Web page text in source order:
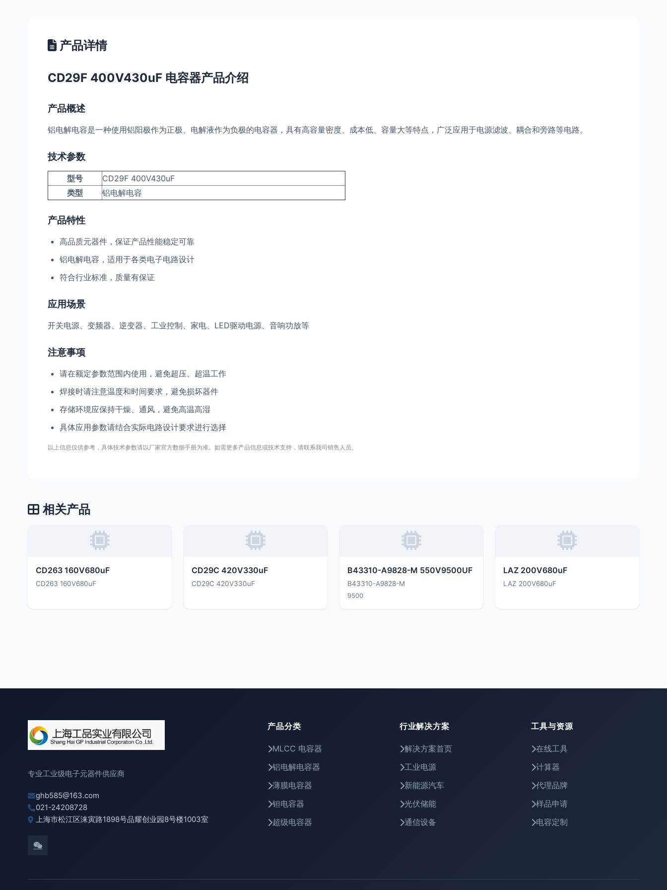
产品详情
CD29F 400V430uF 电容器产品介绍
产品概述
铝电解电容是一种使用铝阳极作为正极、电解液作为负极的电容器，具有高容量密度、成本低、容量大等特点，广泛应用于电源滤波、耦合和旁路等电路。
技术参数
型号
CD29F 400V430uF
类型
铝电解电容
产品特性
高品质元器件，保证产品性能稳定可靠
铝电解电容，适用于各类电子电路设计
符合行业标准，质量有保证
应用场景
开关电源、变频器、逆变器、工业控制、家电、LED驱动电源、音响功放等
注意事项
请在额定参数范围内使用，避免超压、超温工作
焊接时请注意温度和时间要求，避免损坏器件
存储环境应保持干燥、通风，避免高温高湿
具体应用参数请结合实际电路设计要求进行选择
以上信息仅供参考，具体技术参数请以厂家官方数据手册为准。如需更多产品信息或技术支持，请联系我司销售人员。
相关产品
CD263 160V680uF
CD263 160V680uF
CD29C 420V330uF
CD29C 420V330uF
B43310-A9828-M 550V9500UF
B43310-A9828-M
9500
LAZ 200V680uF
LAZ 200V680uF
专业工业级电子元器件供应商
ghb585@163.com
021-24208728
上海市松江区涞寅路1898号品耀创业园8号楼1003室
产品分类
MLCC 电容器
铝电解电容器
薄膜电容器
钽电容器
超级电容器
行业解决方案
解决方案首页
工业电源
新能源汽车
光伏储能
通信设备
工具与资源
在线工具
计算器
代理品牌
样品申请
电容定制